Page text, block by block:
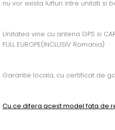
nu vor exista lufturi intre unitati si
Unitatea vine cu antena GPS si
FULL EUROPE(INCLUSIV Romania)
Garantie locala, cu certificat de
Cu ce difera acest model fata de